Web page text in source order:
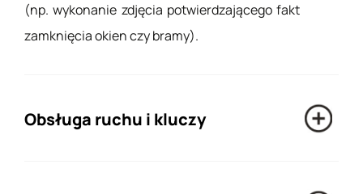
(np. wykonanie zdjęcia potwierdzającego fakt
zamknięcia okien czy bramy).
Obsługa ruchu i kluczy